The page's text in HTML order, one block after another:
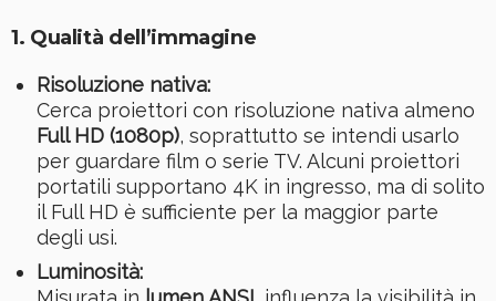
1. Qualità dell’immagine
Risoluzione nativa:
Cerca proiettori con risoluzione nativa almeno
Full HD (1080p), soprattutto se intendi usarlo
per guardare film o serie TV. Alcuni proiettori
portatili supportano 4K in ingresso, ma di solito
il Full HD è sufficiente per la maggior parte
degli usi.
Luminosità: